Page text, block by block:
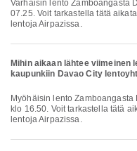
Varhaisin lento Zamboangasta Davao Cityyn lentoyhtiöllä Cebgo lähtee klo
07.25. Voit tarkastella tätä
lentoja Airpazissa.
Mihin aikaan lähtee viimeinen
kaupunkiin Davao City
Myöhäisin lento Zamboangasta Davao Cityyn lentoyhtiöllä Cebgo lähtee
klo 16.50. Voit tarkastella tätä
lentoja Airpazissa.